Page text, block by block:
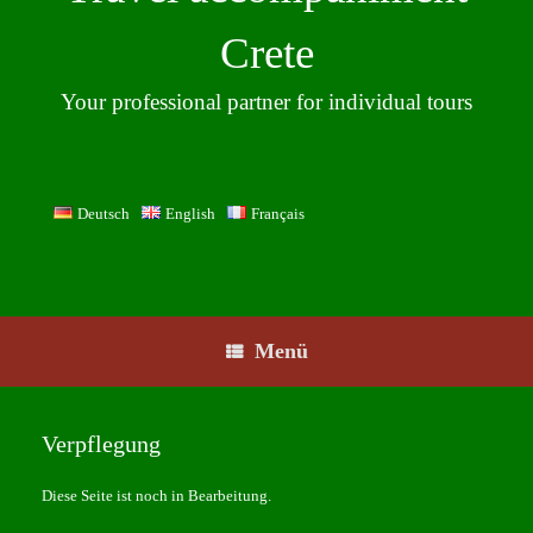
Crete
Your professional partner for individual tours
Deutsch English Français
Menü
Verpflegung
Diese Seite ist noch in Bearbeitung.